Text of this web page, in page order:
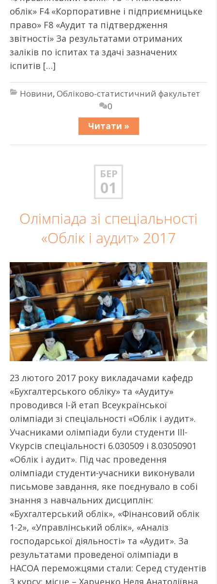
облік» F4 «Корпоративне і підприємницьке
право» F8 «Аудит та підтвердження
звітності» За результатами отриманих
заліків по іспитах та здачі зазначених
іспитів […]
Новини, Обліково-статистичний факультет
0
Читати »
БЕР
01
Олімпіада зі спеціальності
«Облік і аудит» 2017
23 лютого 2017 року викладачами кафедр
«Бухгалтерського обліку» та «Аудиту»
проводився I-й етап Всеукраїнської
олімпіади зі спеціальності «Облік і аудит».
Учасниками олімпіади були студенти III-
Vкурсів спеціальності 6.030509 і 8.03050901
«Облік і аудит». Під час проведення
олімпіади студенти-учасники виконували
письмове завдання, яке поєднувало в собі
знання з навчальних дисциплін:
«Бухгалтерський облік», «Фінансовий облік
1-2», «Управлінський облік», «Аналіз
господарської діяльності» та «Аудит». За
результатами проведеної олімпіади в
НАСОА переможцями стали: Серед студентів
3 курсу: місце – Харченко Неля Анатоліївна